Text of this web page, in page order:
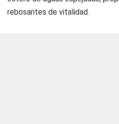
rebosantes de vitalidad.